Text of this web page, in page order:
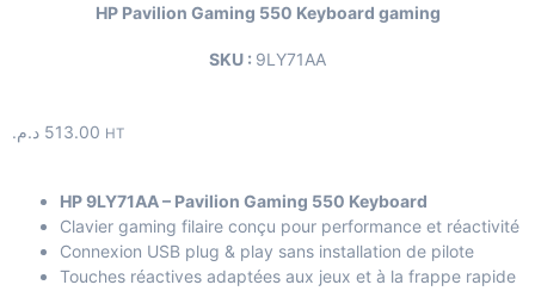
HP Pavilion Gaming 550 Keyboard gaming
SKU : 9LY71AA
513.00 د.م. HT
HP 9LY71AA – Pavilion Gaming 550 Keyboard
Clavier gaming filaire conçu pour performance et réactivité
Connexion USB plug & play sans installation de pilote
Touches réactives adaptées aux jeux et à la frappe rapide